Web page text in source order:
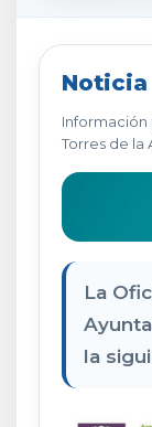
Noticia
Torres de la
La
la